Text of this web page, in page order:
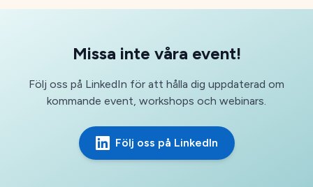
Missa inte våra event!
Följ oss på LinkedIn för att hålla dig uppdaterad om
kommande event, workshops och webinars.
Följ oss på LinkedIn